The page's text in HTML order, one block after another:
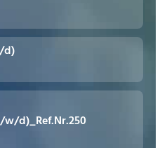
d)
d)_Ref.Nr.250